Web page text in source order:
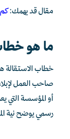
مقال قد يهمك:
ما هو
خطاب الاستقالة
صاحب العمل
أو المؤسسة التي
رسمي يوضح نية